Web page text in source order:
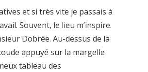
et si très vite je passais à
Souvent, le lieu m’inspire.
Dobrée. Au-dessus de la
appuyé sur la margelle
tableau des